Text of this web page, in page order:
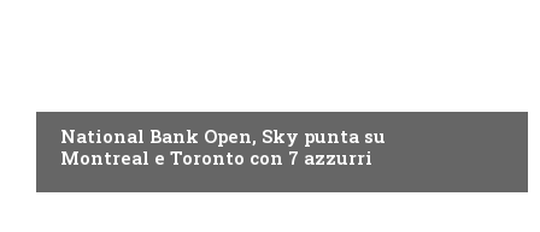
National Bank Open, Sky punta su
Montreal e Toronto con 7 azzurri